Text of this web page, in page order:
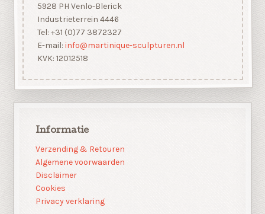
5928 PH Venlo-Blerick
Industrieterrein 4446
Tel: +31 (0)77 3872327
E-mail: info@martinique-sculpturen.nl
KVK: 12012518
Informatie
Verzending & Retouren
Algemene voorwaarden
Disclaimer
Cookies
Privacy verklaring